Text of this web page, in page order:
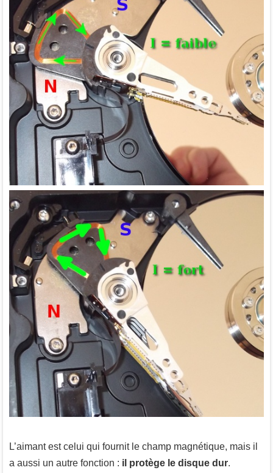
L’aimant est celui qui fournit le champ magnétique, mais il
a aussi un autre fonction : il protège le disque dur.